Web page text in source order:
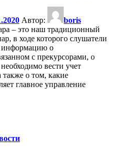
Автор:
boris
– это наш традиционный
в ходе которого слушатели
информацию о
с прекурсорами, о
вести учет
о том, какие
главное управление